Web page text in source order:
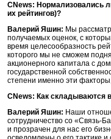
CNews: Нормализовались
их рейтингов)?
Валерий Яшин: Мы
получаемых оценок, с
время целесообразность
которого мы не сможем
акционерного капитала с
государственной
степени именно эти
CNews: Как складываются
Валерий Яшин: Наши
сотрудничество со «Связь-
и прозрачен для нас его